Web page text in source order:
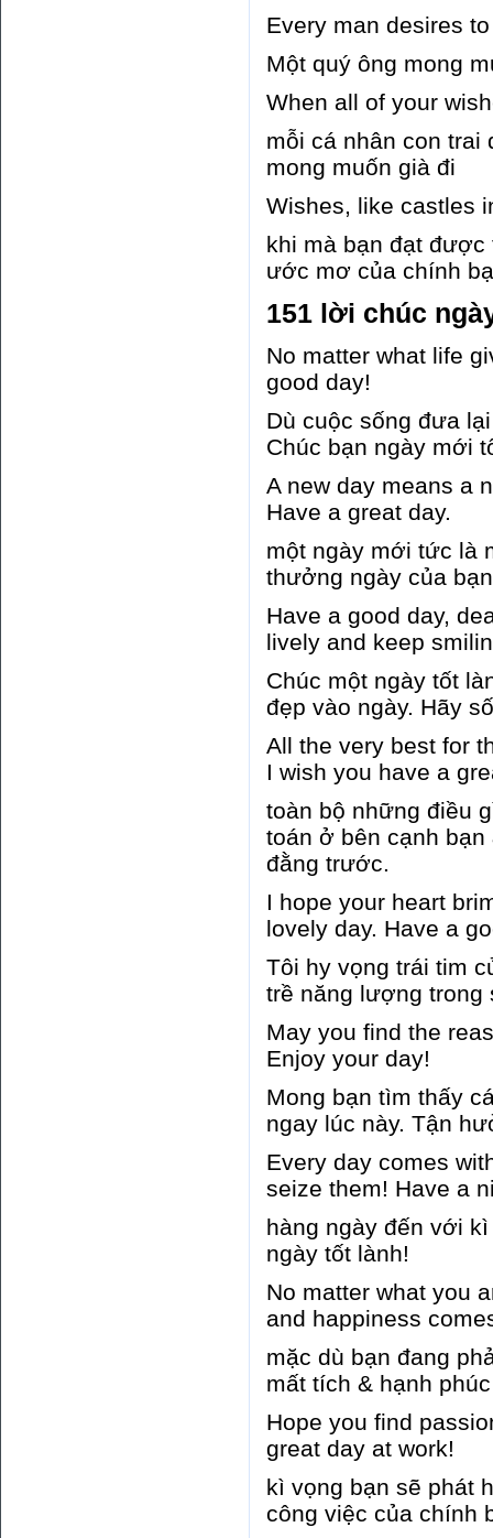
Every man desires
Một quý ông mong
When all of your
mỗi cá nhân con trai
mong muốn già đi
Wishes, like castles
khi mà bạn đạt
ước mơ của chính
151 lời chúc
No matter what life
good day!
Dù cuộc sống đưa
Chúc bạn ngày mới
A new day means a
Have a great day.
một ngày mới tức là
thưởng ngày của
Have a good day,
lively and keep
Chúc một ngày tốt
đẹp vào ngày. Hãy
All the very best for
I wish you have a
toàn bộ những điều
toán ở bên cạnh
đằng trước.
I hope your heart
lovely day. Have a
Tôi hy vọng trái tim
trề năng lượng trong
May you find the
Enjoy your day!
Mong bạn tìm thấy
ngay lúc này. Tận
Every day comes
seize them! Have a
hàng ngày đến với
ngày tốt lành!
No matter what you
and happiness
mặc dù bạn đang
mất tích & hạnh
Hope you find
great day at work!
kì vọng bạn sẽ phát
công việc của chính